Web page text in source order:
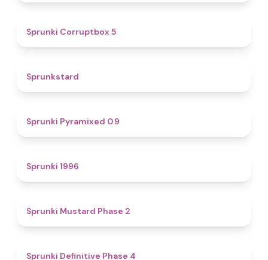
Sprunki Corruptbox 5
Sprunkstard
Sprunki Pyramixed 0.9
Sprunki 1996
Sprunki Mustard Phase 2
Sprunki Definitive Phase 4